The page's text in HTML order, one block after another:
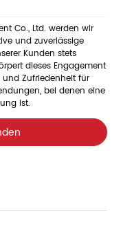
Co., Ltd. werden wir
und zuverlässige
Kunden stets
dieses Engagement
und Zufriedenheit für
bei denen eine
ist.